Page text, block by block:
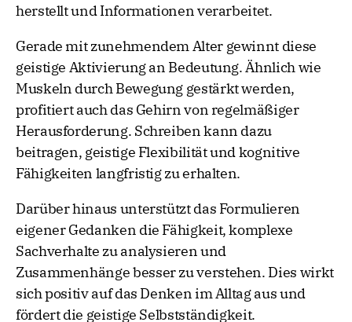
herstellt und Informationen verarbeitet.
Gerade mit zunehmendem Alter gewinnt diese
geistige Aktivierung an Bedeutung. Ähnlich wie
Muskeln durch Bewegung gestärkt werden,
profitiert auch das Gehirn von regelmäßiger
Herausforderung. Schreiben kann dazu
beitragen, geistige Flexibilität und kognitive
Fähigkeiten langfristig zu erhalten.
Darüber hinaus unterstützt das Formulieren
eigener Gedanken die Fähigkeit, komplexe
Sachverhalte zu analysieren und
Zusammenhänge besser zu verstehen. Dies wirkt
sich positiv auf das Denken im Alltag aus und
fördert die geistige Selbstständigkeit.